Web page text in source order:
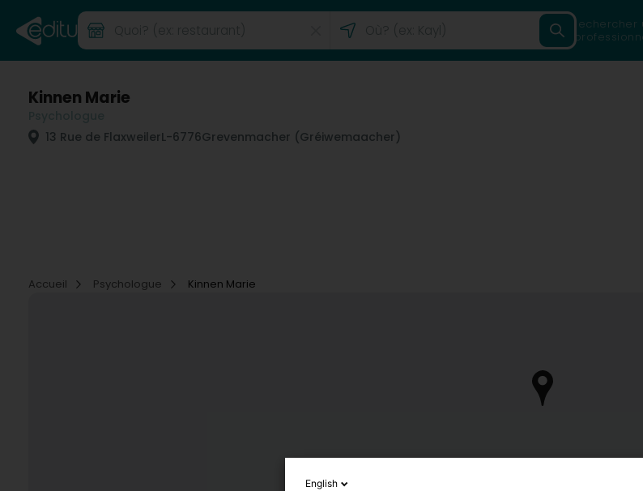
Rechercher
Kinnen Marie
13 Rue de FlaxweilerL-6776Grevenmacher (Gréiwemaacher)
Accueil
Psychologue Kinnen Marie
English